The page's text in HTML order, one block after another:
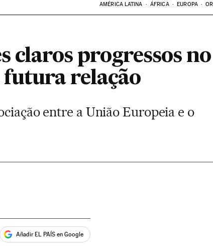
AMÉRICA LATINA ÁFRICA EUROPA
claros progressos no
futura relação
entre a União Europeia e o
Añadir EL PAÍS en Google